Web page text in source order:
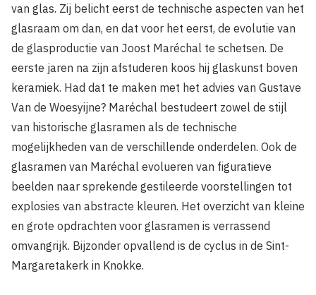
van glas. Zij belicht eerst de technische aspecten van het
glasraam om dan, en dat voor het eerst, de evolutie van
de glasproductie van Joost Maréchal te schetsen. De
eerste jaren na zijn afstuderen koos hij glaskunst boven
keramiek. Had dat te maken met het advies van Gustave
Van de Woesyijne? Maréchal bestudeert zowel de stijl
van historische glasramen als de technische
mogelijkheden van de verschillende onderdelen. Ook de
glasramen van Maréchal evolueren van figuratieve
beelden naar sprekende gestileerde voorstellingen tot
explosies van abstracte kleuren. Het overzicht van kleine
en grote opdrachten voor glasramen is verrassend
omvangrijk. Bijzonder opvallend is de cyclus in de Sint-
Margaretakerk in Knokke.